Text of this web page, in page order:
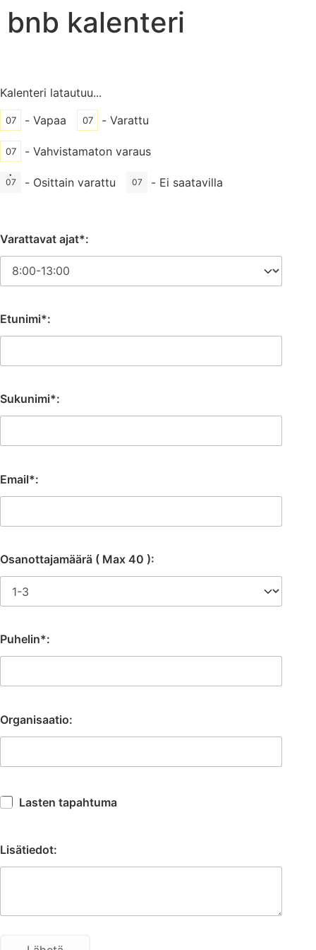
bnb kalenteri
Kalenteri latautuu...
07 - Vapaa 07 - Varattu
07 - Vahvistamaton varaus
·
07 - Osittain varattu 07 - Ei saatavilla
Varattavat ajat*:
Etunimi*:
Sukunimi*:
Email*:
Osanottajamäärä ( Max 40 ):
Puhelin*:
Organisaatio:
Lasten tapahtuma
Lisätiedot: